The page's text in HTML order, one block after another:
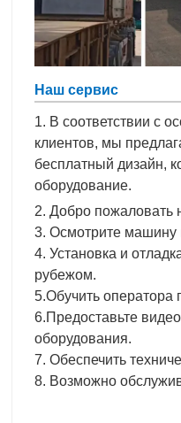
Наш сервис
1. В соответствии с
клиентов, мы
бесплатный дизайн,
оборудование.
2. Добро пожаловать
3. Осмотрите машину
4. Установка и
рубежом.
5.Обучить оператора
6.Предоставьте
оборудования.
7. Обеспечить
8. Возможно